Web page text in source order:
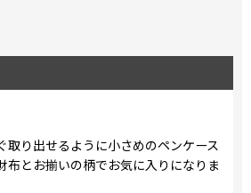
取り出せるように小さめのペンケース
布とお揃いの柄でお気に入りになりま